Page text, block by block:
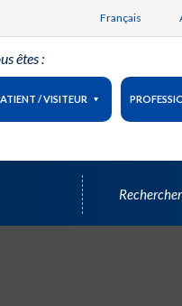
Français
êtes :
/ VISITEUR